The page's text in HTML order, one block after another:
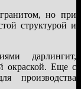
но при
структурой и
дарлингит,
окраской. Еще с
производства